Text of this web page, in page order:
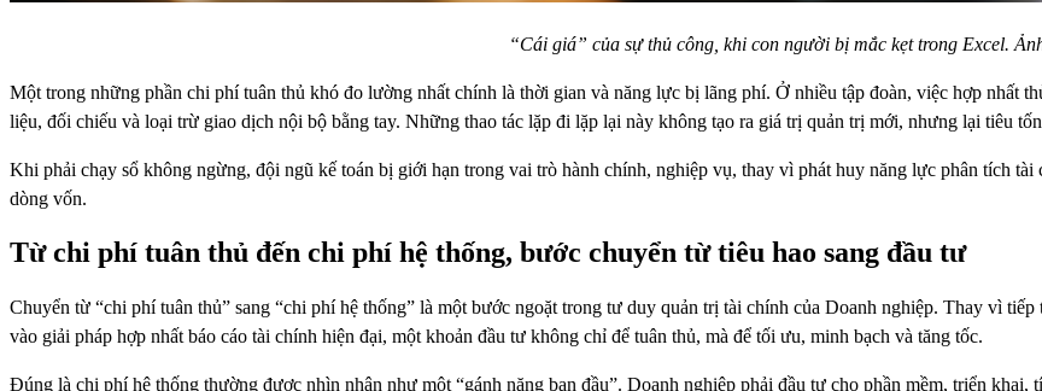
“Cái giá” của sự thủ công, khi con người bị mắc kẹt trong Excel.
Một trong những phần chi phí tuân thủ khó đo lường nhất chính là thời gian và năng lực bị lãng phí. Ở nhiều tập đoàn, việc hợp nhất
liệu, đối chiếu và loại trừ giao dịch nội bộ bằng tay. Những thao tác lặp đi lặp lại này không tạo ra giá trị quản trị mới, nhưng lại tiêu
Khi phải chạy sổ không ngừng, đội ngũ kế toán bị giới hạn trong vai trò hành chính, nghiệp vụ, thay vì phát huy năng lực phân tích
dòng vốn.
Từ chi phí tuân thủ đến chi phí hệ thống, bước chuyển từ tiêu hao sang đầu tư
Chuyển từ “chi phí tuân thủ” sang “chi phí hệ thống” là một bước ngoặt trong tư duy quản trị tài chính của Doanh nghiệp. Thay vì
vào giải pháp hợp nhất báo cáo tài chính hiện đại, một khoản đầu tư không chỉ để tuân thủ, mà để tối ưu, minh bạch và tăng tốc.
Đúng là chi phí hệ thống thường được nhìn nhận như một “gánh nặng ban đầu”. Doanh nghiệp phải đầu tư cho phần mềm, triển